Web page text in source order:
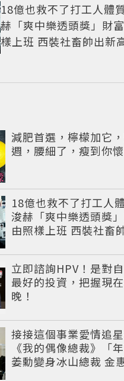
18億也救不了打工人體
赫「爽中樂透頭獎」財
樣上班 西裝社畜帥出新
減肥首選，檸檬加它
週，腰細了，瘦到你
18億也救不了打工人
浚赫「爽中樂透頭獎
由照樣上班 西裝社畜
立即諮詢HPV！是對
最好的投資，把握現
晚！
接接這個事業愛情追星
《我的偶像總裁》「年
姜勳變身冰山總裁 金